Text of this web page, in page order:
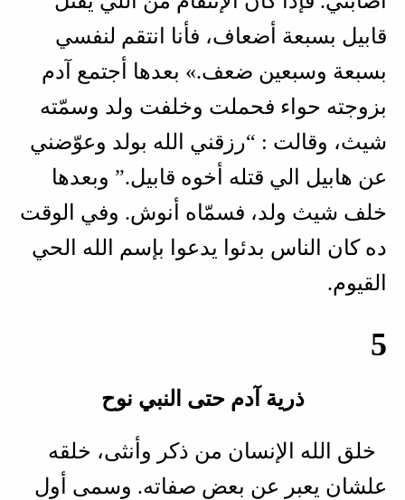
قابيل بسبعة أضعاف، فأنا انتقم لنفسي
بسبعة وسبعين ضعف.» بعدها أجتمع آدم
بزوجته حواء فحملت وخلفت ولد وسمّته
شيث، وقالت : “رزقني الله بولد وعوّضني
عن هابيل الي قتله أخوه قابيل.” وبعدها
خلف شيث ولد، فسمّاه أنوش. وفي الوقت
ده كان الناس بدئوا يدعوا بإسم الله الحي
القيوم.
5
ذرية آدم حتى النبي نوح
خلق الله الإنسان من ذكر وأنثى، خلقه
علشان يعبر عن بعض صفاته. وسمى أول